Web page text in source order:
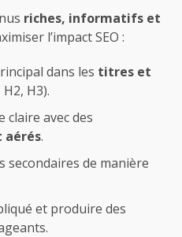
riches, informatifs et
l’impact SEO :
dans les titres et
H3).
avec des
aérés.
secondaires de manière
et produire des